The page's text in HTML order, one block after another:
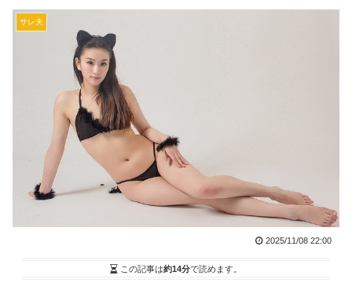
サレ夫
2025/11/08 22:00
この記事は約14分で読めます。